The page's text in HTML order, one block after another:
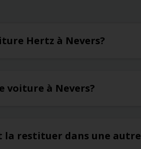
Hertz à Nevers?
voiture à Nevers?
la restituer dans une autre